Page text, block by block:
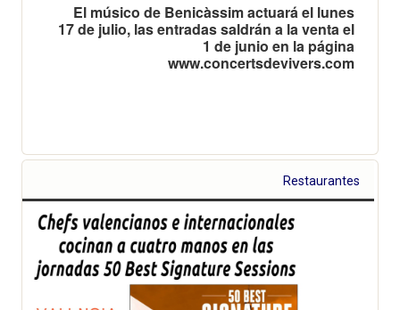
El músico de Benicàssim actuará el lunes
17 de julio, las entradas saldrán a la venta el
1 de junio en la página
www.concertsdevivers.com
Restaurantes